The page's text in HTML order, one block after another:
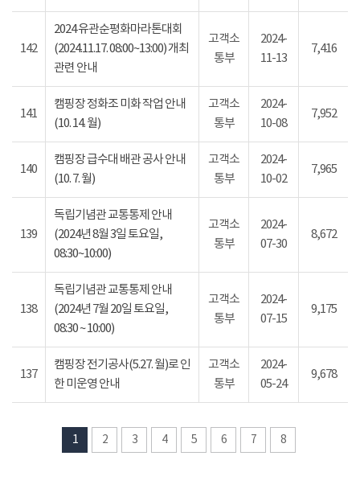
142
2024 유관순평화마라톤대회
(2024.11.17. 08:00~13:00) 개최
관련 안내
고객소
통부
2024-
11-13
7,416
141
캠핑장 정화조 미화 작업 안내
(10. 14. 월)
고객소
통부
2024-
10-08
7,952
140
캠핑장 급수대 배관 공사 안내
(10. 7. 월)
고객소
통부
2024-
10-02
7,965
139
독립기념관 교통통제 안내
(2024년 8월 3일 토요일,
08:30~10:00)
고객소
통부
2024-
07-30
8,672
138
독립기념관 교통통제 안내
(2024년 7월 20일 토요일,
08:30 ~ 10:00)
고객소
통부
2024-
07-15
9,175
137
캠핑장 전기공사(5.27. 월)로 인
한 미운영 안내
고객소
통부
2024-
05-24
9,678
1 2 3 4 5 6 7 8